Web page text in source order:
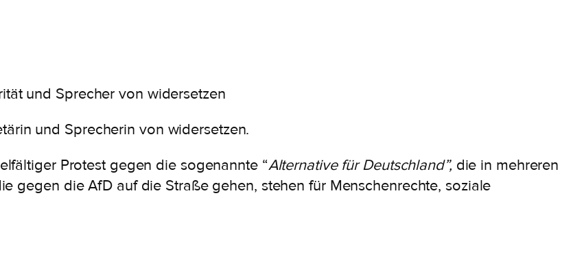
und Sprecher von widersetzen
und Sprecherin von widersetzen.
Protest gegen die sogenannte “Alternative für Deutschland”, die in mehreren
gegen die AfD auf die Straße gehen, stehen für Menschenrechte, soziale